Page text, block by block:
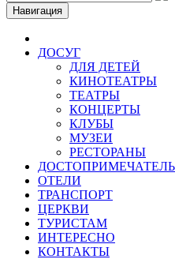
Навигация
ДОСУГ
ДЛЯ ДЕТЕЙ
КИНОТЕАТРЫ
ТЕАТРЫ
КОНЦЕРТЫ
КЛУБЫ
МУЗЕИ
РЕСТОРАНЫ
ОТЕЛИ
ТРАНСПОРТ
ЦЕРКВИ
ТУРИСТАМ
ИНТЕРЕСНО
КОНТАКТЫ